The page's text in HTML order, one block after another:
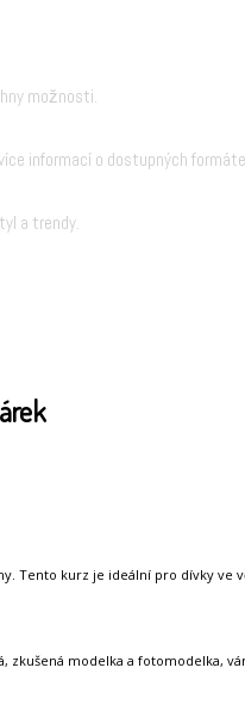
možnosti.
informací o dostupných
a trendy.
Tento kurz je ideální pro dívky ve
modelka a fotomodelka,